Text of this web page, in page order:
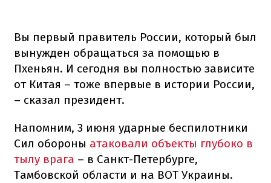
Вы первый правитель России, который был
вынужден обращаться за помощью в
Пхеньян. И сегодня вы полностью зависите
от Китая – тоже впервые в истории России,
– сказал президент.
Напомним, 3 июня ударные беспилотники
Сил обороны атаковали объекты глубоко в
тылу врага – в Санкт-Петербурге,
Тамбовской области и на ВОТ Украины.